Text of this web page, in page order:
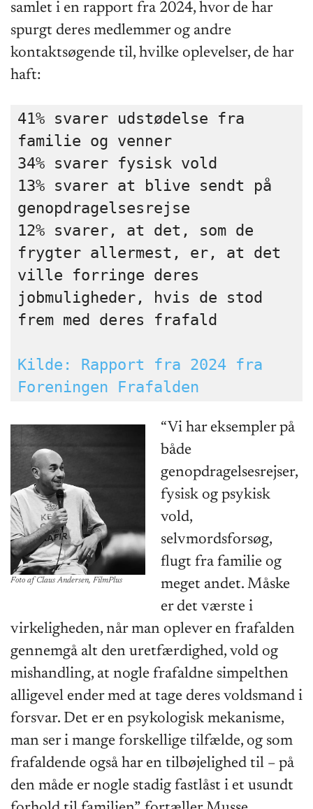
samlet i en rapport fra 2024, hvor de har
spurgt deres medlemmer og andre
kontaktsøgende til, hvilke oplevelser, de har
haft:
41% svarer udstødelse fra
familie og venner
34% svarer fysisk vold
13% svarer at blive sendt på
genopdragelsesrejse
12% svarer, at det, som de
frygter allermest, er, at det
ville forringe deres
jobmuligheder, hvis de stod
frem med deres frafald
Kilde: Rapport fra 2024 fra
Foreningen Frafalden
Foto af Claus Andersen, FilmPlus
“Vi har eksempler på
både
genopdragelsesrejser,
fysisk og psykisk
vold,
selvmordsforsøg,
flugt fra familie og
meget andet. Måske
er det værste i
virkeligheden, når man oplever en frafalden
gennemgå alt den uretfærdighed, vold og
mishandling, at nogle frafaldne simpelthen
alligevel ender med at tage deres voldsmand i
forsvar. Det er en psykologisk mekanisme,
man ser i mange forskellige tilfælde, og som
frafaldende også har en tilbøjelighed til – på
den måde er nogle stadig fastlåst i et usundt